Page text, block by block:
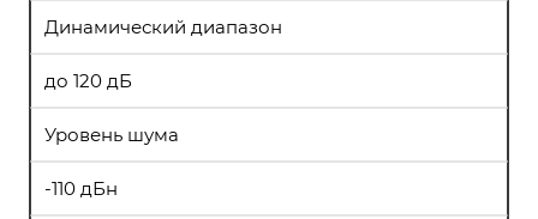
Динамический диапазон
до 120 дБ
Уровень шума
-110 дБн